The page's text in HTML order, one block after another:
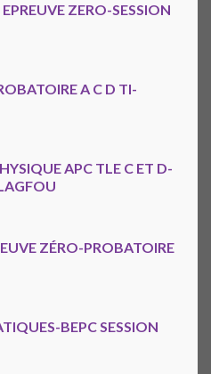
ZERO-SESSION
A C D TI-
APC TLE C ET D-
ZÉRO-PROBATOIRE
BEPC SESSION